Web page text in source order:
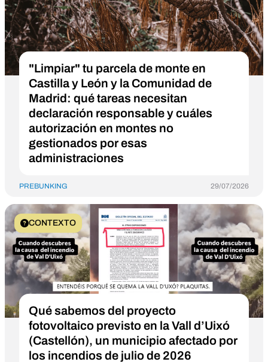
"Limpiar" tu parcela de monte en
Castilla y León y la Comunidad de
Madrid: qué tareas necesitan
declaración responsable y cuáles
autorización en montes no
gestionados por esas
administraciones
PREBUNKING 29/07/2026
CONTEXTO
Qué sabemos del proyecto
fotovoltaico previsto en la Vall d’Uixó
(Castellón), un municipio afectado por
los incendios de julio de 2026